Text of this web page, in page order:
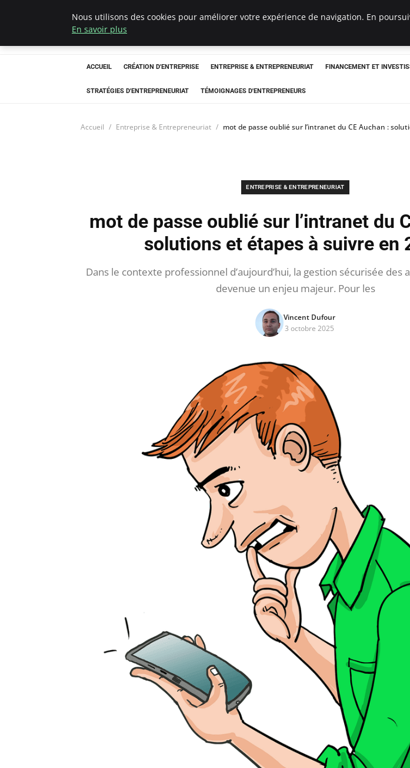
LECFCM
ACCUEIL CRÉATION D'ENTREPRISE ENTREPRISE & ENTREPRENEURIAT FINANCEMENT ET
STRATÉGIES D'ENTREPRENEURIAT TÉMOIGNAGES D'ENTREPRENEURS
Accueil Entreprise & Entrepreneuriat mot de passe oublié sur l’intranet du CE Auchan :
ENTREPRISE & ENTREPRENEURIAT
mot de passe oublié sur l’intranet du
solutions et étapes à suivre en
Dans le contexte professionnel d’aujourd’hui, la gestion sécurisée des
devenue un enjeu majeur. Pour les
Vincent Dufour
3 octobre 2025
Nous utilisons des cookies pour améliorer votre expérience de navigation. En
En savoir plus